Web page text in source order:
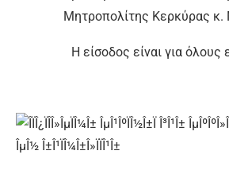
Μητροπολίτης Κερκύρας κ.
Η είσοδος είναι για όλους